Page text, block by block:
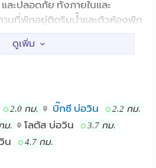
และปลอดภัย ทั้งภายในและ
นที่พักอยู่ติดริมน้ำและตัวห้องพัก
กาศเงียบและสงบ เหมาะแก่การ
มกรรมอมตะซิตี้ระยอง นิคมอีส
โลตัสบ่อวิน โรบินสันบ่อวิน เมกะ
2.0 กม. บิ๊กซี บ่อวิน 2.2 กม.
ม. โลตัส บ่อวิน 3.7 กม.
น 4.7 กม.